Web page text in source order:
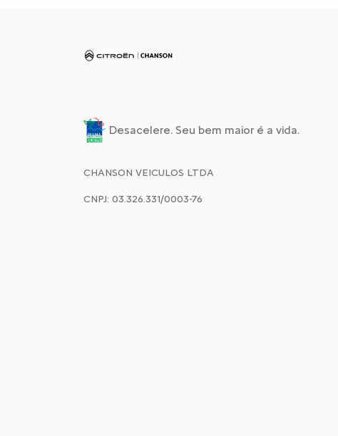
Desacelere. Seu bem maior é a vida.
CHANSON VEICULOS LTDA
CNPJ: 03.326.331/0003-76